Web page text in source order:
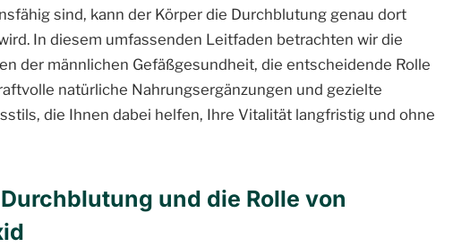
sind, kann der Körper die Durchblutung genau dort
In diesem umfassenden Leitfaden betrachten wir die
der männlichen Gefäßgesundheit, die entscheidende Rolle
natürliche Nahrungsergänzungen und gezielte
die Ihnen dabei helfen, Ihre Vitalität langfristig und ohne
und die Rolle von